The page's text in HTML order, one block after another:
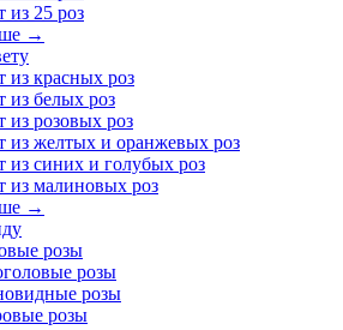
из 25 роз
→
из красных роз
из белых роз
из розовых роз
из желтых и оранжевых роз
из синих и голубых роз
из малиновых роз
→
розы
розы
розы
розы